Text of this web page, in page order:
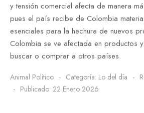
y tensión comercial afecta de manera
pues el país recibe de Colombia
esenciales para la hechura de nuevos
Colombia se ve afectada en productos
buscar o comprar a otros países.
Animal Político Categoría: Lo del día
Publicado: 22 Enero 2026